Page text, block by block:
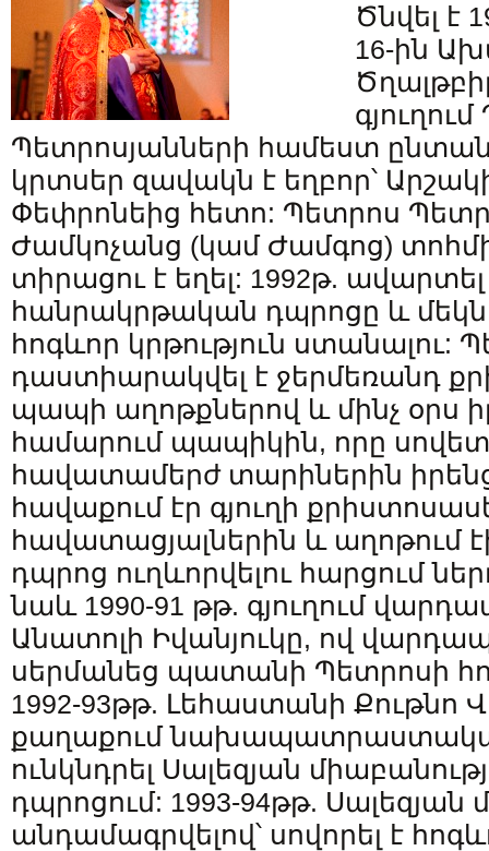
Ծնվել է
16-ին
Պետրոսյանների համեստ
կրտսեր զավակն է եղբոր՝
Փեփրոնեից հետո: Պետրոս
Ժամկոչանց (կամ Ժամգոց)
տիրացու է եղել: 1992թ. ավարտել
հանրակրթական դպրոցը և
հոգևոր կրթություն ստանալու:
դաստիարակվել է ջերմեռանդ
պապի աղոթքներով և մինչ օրս
համարում պապիկին, որը
հավատամերժ տարիներին իրենց
հավաքում էր գյուղի
հավատացյալներին և աղոթում
դպրոց ուղևորվելու հարցում
նաև 1990-91 թթ. գյուղում
Անատոլի Իվանյուկը, ով
սերմանեց պատանի Պետրոսի
1992-93թթ. Լեհաստանի Քութնո
քաղաքում
ունկնդրել Սալեզյան
դպրոցում: 1993-94թթ. Սալեզյան
անդամագրվելով՝ սովորել է